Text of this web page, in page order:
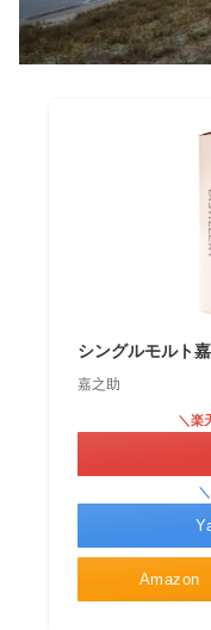
シングルモルト
嘉之助
Amazon
＼楽